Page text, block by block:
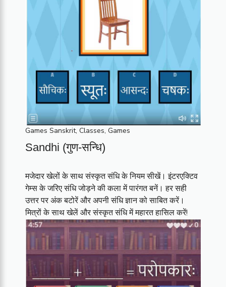
Games Sanskrit, Classes, Games
Sandhi (गुण-सन्धि)
मजेदार खेलों के साथ संस्कृत संधि के नियम सीखें। इंटरएक्टिव
गेम्स के जरिए संधि जोड़ने की कला में पारंगत बनें। हर सही
उत्तर पर अंक बटोरें और अपनी संधि ज्ञान को साबित करें।
मित्रों के साथ खेलें और संस्कृत संधि में महारत हासिल करें!